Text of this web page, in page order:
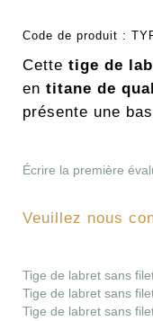
Code de produit :
Cette tige de
en titane de
présente une
Écrire la première
Veuillez nous
Tige de labret sans
Tige de labret sans
Tige de labret sans